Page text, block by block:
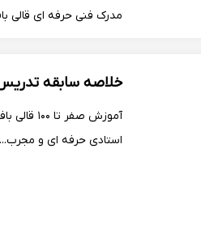
مدرک فنی حرفه ای قالی
خلاصه سابقه
آموزش صفر تا
استادی حرفه ای و مجرب...